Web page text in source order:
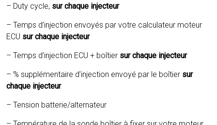
– Duty cycle, sur chaque injecteur
– Temps d’injection envoyés par votre calculateur moteur
ECU sur chaque injecteur
– Temps d’injection ECU + boîtier sur chaque injecteur
– % supplémentaire d’injection envoyé par le boîtier sur
chaque injecteur
– Tension batterie/alternateur